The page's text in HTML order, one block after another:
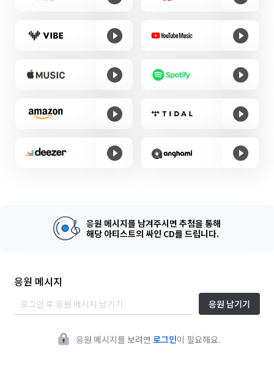
응원 메시지를 남겨주시면 추첨을 통해
해당 아티스트의 싸인 CD를 드립니다.
응원 메시지
응원 남기기
응원 메시지를 보려면 로그인이 필요해요.